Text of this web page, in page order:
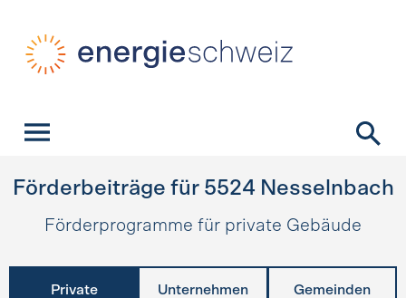
Förderbeiträge für 5524 Nesselnbach
Förderprogramme für private Gebäude
Private Unternehmen Gemeinden